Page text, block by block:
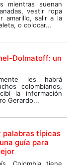
mientras suenan
vestir ropa
amarillo, salir a la
o colocar...
Dolmatoff: un
les habrá
colombianos,
la información
Gerardo...
palabras típicas
guía para